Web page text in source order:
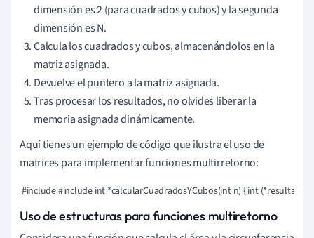
dimensión es 2 (para cuadrados y cubos) y la segunda
dimensión es N.
Calcula los cuadrados y cubos, almacenándolos en la
matriz asignada.
Devuelve el puntero a la matriz asignada.
Tras procesar los resultados, no olvides liberar la
memoria asignada dinámicamente.
Aquí tienes un ejemplo de código que ilustra el uso de
matrices para implementar funciones multirretorno:
#include #include int *calcularCuadradosYCubos(int n) { int
Uso de estructuras para funciones multiretorno